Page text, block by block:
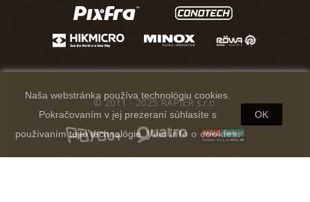
Naša webstránka používa technológiu cookies.
Pokračovaním v jej prezeraní súhlasíte s
používaním tejto technológie.Viac info o cookies.
OK
© 2011 - 2025 RAPIER s.r.o.